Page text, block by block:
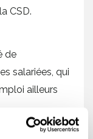
CSD.
de
salariées, qui
ailleurs